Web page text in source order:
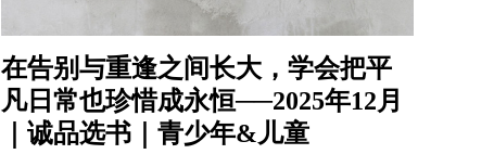
在告别与重逢之间长大，学会把平
凡日常也珍惜成永恒──2025年12月
｜诚品选书｜青少年&儿童